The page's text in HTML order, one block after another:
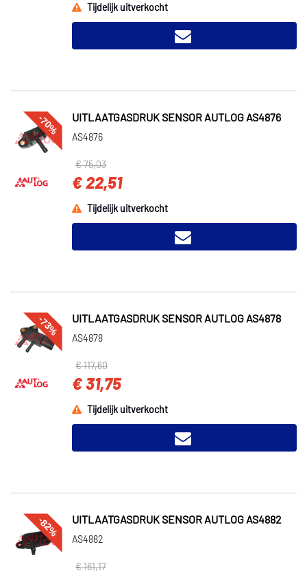
Tijdelijk uitverkocht
-70% UITLAATGASDRUK SENSOR AUTLOG AS4876
AS4876
€ 75,03
€ 22,51
Tijdelijk uitverkocht
-73% UITLAATGASDRUK SENSOR AUTLOG AS4878
AS4878
€ 117,60
€ 31,75
Tijdelijk uitverkocht
-82% UITLAATGASDRUK SENSOR AUTLOG AS4882
AS4882
€ 161,17